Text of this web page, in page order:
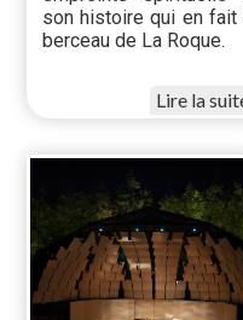
son histoire qui en fait
berceau de La Roque.
Lire la